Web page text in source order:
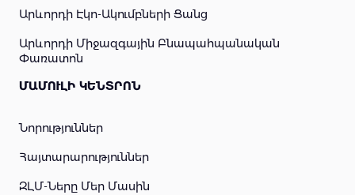
Արևորդի Էկո-Ակումբների Ցանց
Արևորդի Միջազգային Բնապահպանական
Փառատոն
ՄԱՄՈՒԼԻ ԿԵՆՏՐՈՆ
Նորություններ
Հայտարարություններ
ԶԼՄ-Ները Մեր Մասին